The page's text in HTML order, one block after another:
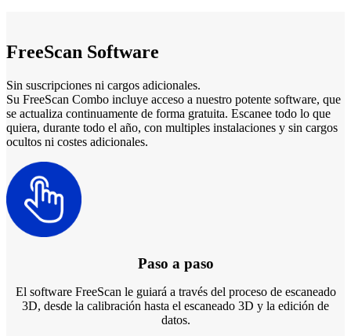
FreeScan Software
Sin suscripciones ni cargos adicionales.
Su FreeScan Combo incluye acceso a nuestro potente software, que
se actualiza continuamente de forma gratuita. Escanee todo lo que
quiera, durante todo el año, con multiples instalaciones y sin cargos
ocultos ni costes adicionales.
Paso a paso
El software FreeScan le guiará a través del proceso de escaneado
3D, desde la calibración hasta el escaneado 3D y la edición de
datos.